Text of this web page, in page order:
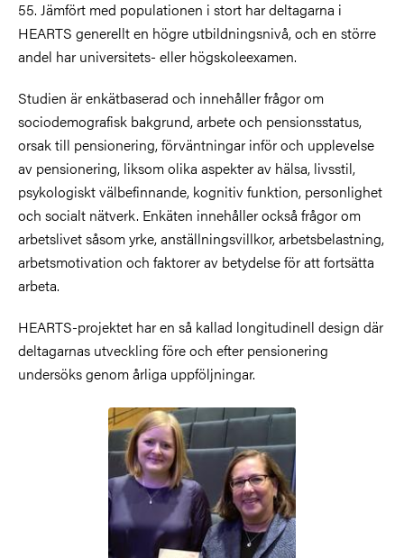
55. Jämfört med populationen i stort har deltagarna i
HEARTS generellt en högre utbildningsnivå, och en större
andel har universitets- eller högskoleexamen.
Studien är enkätbaserad och innehåller frågor om
sociodemografisk bakgrund, arbete och pensionsstatus,
orsak till pensionering, förväntningar inför och upplevelse
av pensionering, liksom olika aspekter av hälsa, livsstil,
psykologiskt välbefinnande, kognitiv funktion, personlighet
och socialt nätverk. Enkäten innehåller också frågor om
arbetslivet såsom yrke, anställningsvillkor, arbetsbelastning,
arbetsmotivation och faktorer av betydelse för att fortsätta
arbeta.
HEARTS-projektet har en så kallad longitudinell design där
deltagarnas utveckling före och efter pensionering
undersöks genom årliga uppföljningar.